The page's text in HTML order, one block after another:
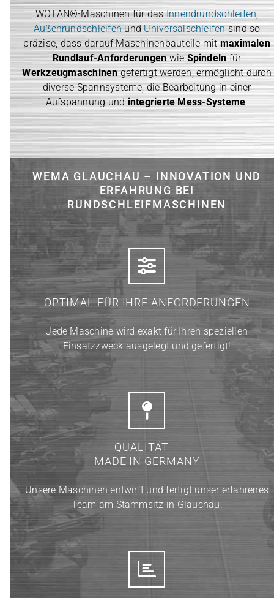
WOTAN®-Maschinen für dasInnendrundschleifen,
AußenrundschleifenundUniversalschleifensind so
präzise, dass darauf Maschinenbauteile mitmaximalen
Rundlauf-AnforderungenwieSpindelnfür
Werkzeugmaschinengefertigt werden, ermöglicht durch
diverse Spannsysteme, die Bearbeitung in einer
Aufspannung undintegrierte Mess-Systeme.
WEMA GLAUCHAU – INNOVATION UND
ERFAHRUNG BEI
RUNDSCHLEIFMASCHINEN
OPTIMAL FÜR IHRE ANFORDERUNGEN
Jede Maschine wird exakt für Ihren speziellen
Einsatzzweck ausgelegt und gefertigt!
QUALITÄT –
MADE IN GERMANY
Unsere Maschinen entwirft und fertigt unser erfahrenes
Team am Stammsitz in Glauchau.